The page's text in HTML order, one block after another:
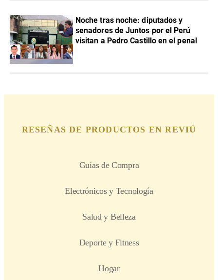
Noche tras noche: diputados y
senadores de Juntos por el Perú
visitan a Pedro Castillo en el penal